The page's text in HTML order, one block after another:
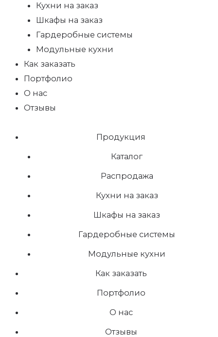
Кухни на заказ
Шкафы на заказ
Гардеробные системы
Модульные кухни
Как заказать
Портфолио
О нас
Отзывы
Продукция
Каталог
Распродажа
Кухни на заказ
Шкафы на заказ
Гардеробные системы
Модульные кухни
Как заказать
Портфолио
О нас
Отзывы